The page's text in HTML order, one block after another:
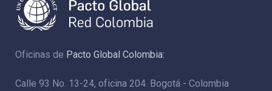
Oficinas de Pacto Global Colombia:
Calle 93 No. 13-24, oficina 204. Bogotá - Colombia